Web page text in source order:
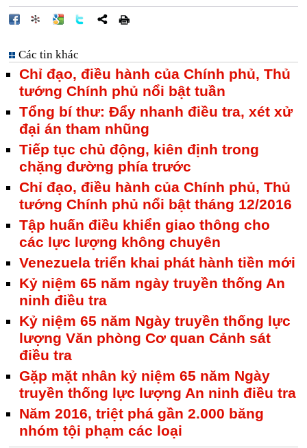
Các tin khác
Chỉ đạo, điều hành của Chính phủ, Thủ
tướng Chính phủ nổi bật tuần
Tổng bí thư: Đẩy nhanh điều tra, xét xử
đại án tham nhũng
Tiếp tục chủ động, kiên định trong
chặng đường phía trước
Chỉ đạo, điều hành của Chính phủ, Thủ
tướng Chính phủ nổi bật tháng 12/2016
Tập huấn điều khiển giao thông cho
các lực lượng không chuyên
Venezuela triển khai phát hành tiền mới
Kỷ niệm 65 năm ngày truyền thống An
ninh điều tra
Kỷ niệm 65 năm Ngày truyền thống lực
lượng Văn phòng Cơ quan Cảnh sát
điều tra
Gặp mặt nhân kỷ niệm 65 năm Ngày
truyền thống lực lượng An ninh điều tra
Năm 2016, triệt phá gần 2.000 băng
nhóm tội phạm các loại